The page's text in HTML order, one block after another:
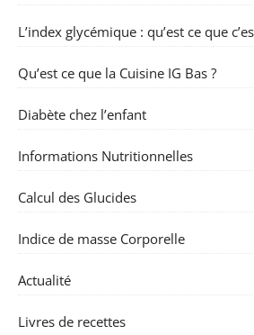
L’index glycémique : qu’est ce que
Qu’est ce que la Cuisine IG Bas ?
Diabète chez l’enfant
Informations Nutritionnelles
Calcul des Glucides
Indice de masse Corporelle
Actualité
Livres de recettes